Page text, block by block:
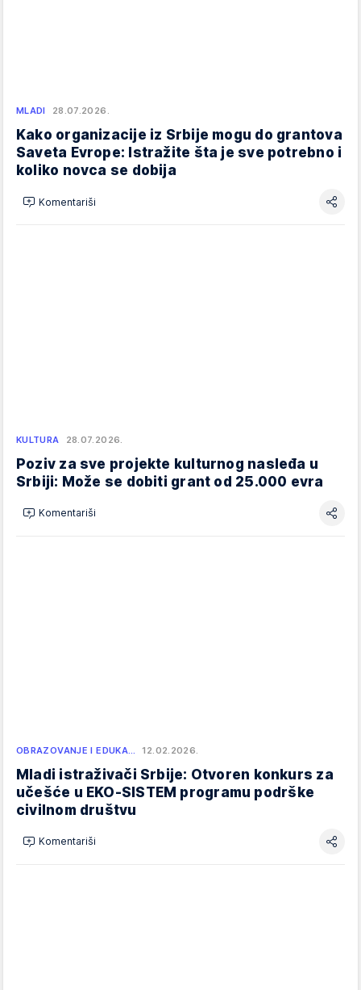
MLADI 28.07.2026.
Kako organizacije iz Srbije mogu do grantova
Saveta Evrope: Istražite šta je sve potrebno i
koliko novca se dobija
Komentariši
KULTURA 28.07.2026.
Poziv za sve projekte kulturnog nasleđa u
Srbiji: Može se dobiti grant od 25.000 evra
Komentariši
OBRAZOVANJE I EDUKA… 12.02.2026.
Mladi istraživači Srbije: Otvoren konkurs za
učešće u EKO-SISTEM programu podrške
civilnom društvu
Komentariši